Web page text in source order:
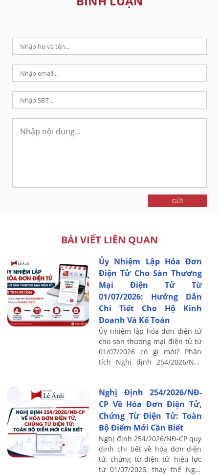
GỬI
BÀI VIẾT LIÊN QUAN
Ủy Nhiệm Lập Hóa Đơn
Điện Tử Cho Sàn Thương
Mại Điện Tử Từ
01/07/2026: Hướng Dẫn
Chi Tiết Cho Hộ Kinh
Doanh Và Kế Toán
Ủy nhiệm lập hóa đơn điện tử
cho sàn thương mại điện tử từ
01/07/2026 có gì mới? Phân
tích Nghị định 254/2026/NĐ-
Nghị Định 254/2026/NĐ-
CP Về Hóa Đơn Điện Tử,
Chứng Từ Điện Tử: Toàn
Bộ Điểm Mới Cần Biết
Nghị định 254/2026/NĐ-CP quy
định chi tiết về hóa đơn điện
tử, chứng từ điện tử, hiệu lực
từ 01/07/2026, thay thế Nghị